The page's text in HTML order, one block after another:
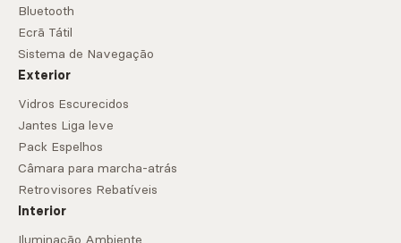
Bluetooth
Ecrã Tátil
Sistema de Navegação
Exterior
Vidros Escurecidos
Jantes Liga leve
Pack Espelhos
Câmara para marcha-atrás
Retrovisores Rebatíveis
Interior
Iluminação Ambiente